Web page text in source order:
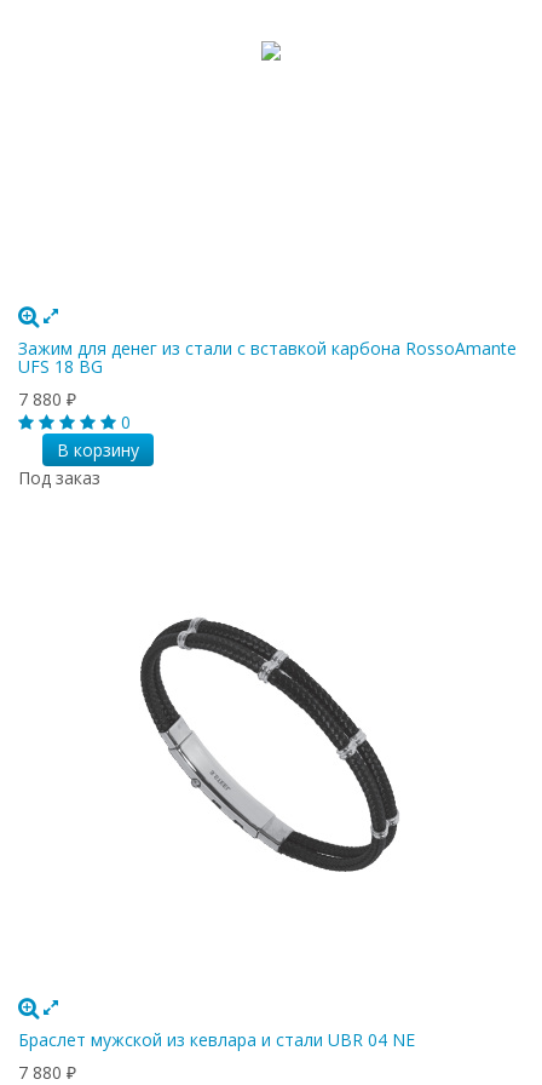
Зажим для денег из стали с вставкой карбона RossoAmante
UFS 18 BG
7 880 ₽
0
В корзину
Под заказ
Браслет мужской из кевлара и стали UBR 04 NE
7 880 ₽